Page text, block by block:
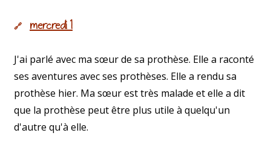
🔗 mercredi 1
J'ai parlé avec ma sœur de sa prothèse. Elle a raconté
ses aventures avec ses prothèses. Elle a rendu sa
prothèse hier. Ma sœur est très malade et elle a dit
que la prothèse peut être plus utile à quelqu'un
d'autre qu'à elle.